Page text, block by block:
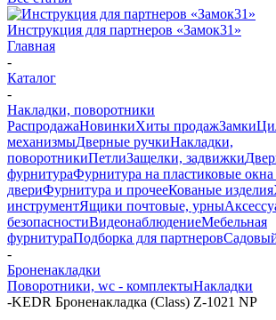
Инструкция для партнеров «Замок31»
Главная
-
Каталог
-
Накладки, поворотники
РаспродажаНовинкиХиты продажЗамки
механизмыДверные ручкиНакладки,
поворотникиПетлиЗащелки, задвижки
фурнитураФурнитура на пластиковые окна
двериФурнитура и прочееКованые изделия
инструментЯщики почтовые, урны
безопасностиВидеонаблюдениеМебельная
фурнитураПодборка для партнеров
-
Броненакладки
Поворотники, wc - комплектыНакладки
-KEDR Броненакладка (Class) Z-1021 NP